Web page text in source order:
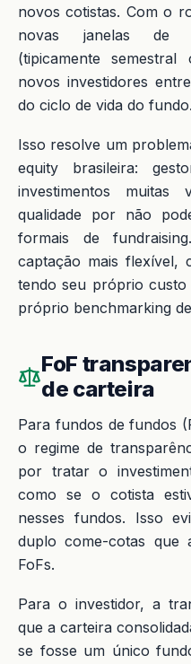
novos cotistas. Com o
novas janelas de
(tipicamente
novos investidores
do ciclo de vida do fundo.
Isso resolve um
equity brasileira:
investimentos muitas
qualidade por não
formais de
captação mais flexível,
tendo seu próprio
próprio benchmarking
FoF
de carteira
Para fundos de fundos
o regime de
por tratar o
como se o cotista
nesses fundos. Isso
duplo come-cotas que
FoFs.
Para o investidor, a
que a carteira
se fosse um único